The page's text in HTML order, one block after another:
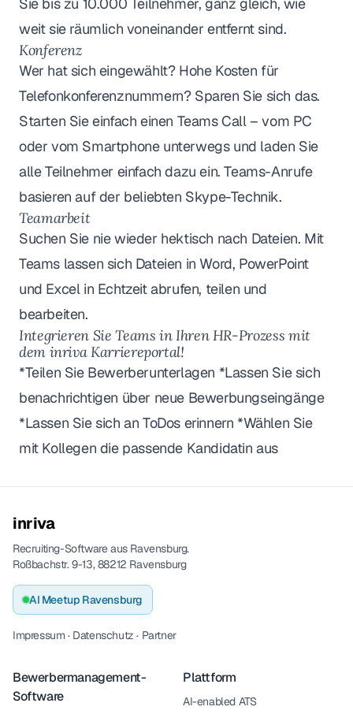
weit sie räumlich voneinander entfernt sind.
Konferenz
Wer hat sich eingewählt? Hohe Kosten für
Telefonkonferenznummern? Sparen Sie sich das.
Starten Sie einfach einen Teams Call – vom PC
oder vom Smartphone unterwegs und laden Sie
alle Teilnehmer einfach dazu ein. Teams-Anrufe
basieren auf der beliebten Skype-Technik.
Teamarbeit
Suchen Sie nie wieder hektisch nach Dateien. Mit
Teams lassen sich Dateien in Word, PowerPoint
und Excel in Echtzeit abrufen, teilen und
bearbeiten.
Integrieren Sie Teams in Ihren HR-Prozess mit
dem inriva Karriereportal!
*Teilen Sie Bewerberunterlagen *Lassen Sie sich
benachrichtigen über neue Bewerbungseingänge
*Lassen Sie sich an ToDos erinnern *Wählen Sie
mit Kollegen die passende Kandidatin aus
inriva
Recruiting-Software aus Ravensburg.
Roßbachstr. 9-13, 88212 Ravensburg
AI Meetup Ravensburg
Impressum· Datenschutz · Partner
Bewerbermanagement-
Software
Plattform
AI-enabled ATS